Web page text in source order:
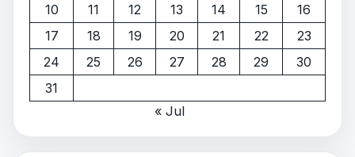
10
11 12 13 14 15
16
17
18 19 20 21 22
23
24
25 26 27 28 29
30
31
« Jul